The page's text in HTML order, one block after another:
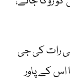
شام 8 بجے (آدھی رات کی جی
اس کے پاور